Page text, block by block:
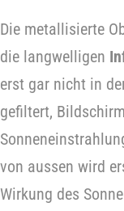
Die metallisierte
die langwelligen
erst gar nicht in
gefiltert,
von aussen wird
Wirkung des